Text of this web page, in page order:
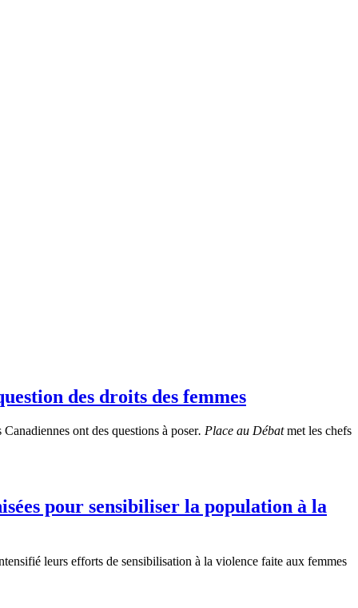
des droits des femmes
ont des questions à poser. Place au Débatmet les chefs
pour sensibiliser la population à la
leurs efforts de sensibilisation à la violence faite aux femmes